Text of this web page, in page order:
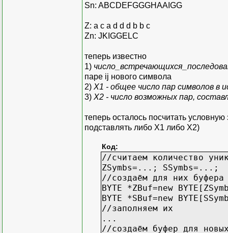
Sn: ABCDEFGGGHAAIGG
Z: a c a d d d b b c
Zn: JKIGGELC
теперь известно
1)
паре ij нового символа
2) Х1 - общее число пар символов в
3) Х2 - число возможных пар,
теперь осталось посчитать
подставлять либо X1 либо X2)
Код:
//считаем количество
ZSymbs=...; SSymbs=...;
//создаём для них буфера
BYTE *ZBuf=new
BYTE *SBuf=new
//заполняем их
...
//создаём буфер для